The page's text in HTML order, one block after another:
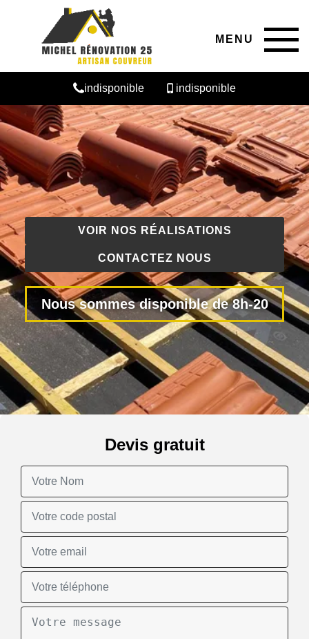
MENU
indisponible indisponible
VOIR NOS RÉALISATIONS
CONTACTEZ NOUS
Nous sommes disponible de 8h-20
Devis gratuit